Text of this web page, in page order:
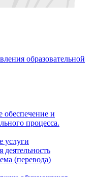
образовательной
обеспечение и
процесса.
услуги
деятельность
(перевода)